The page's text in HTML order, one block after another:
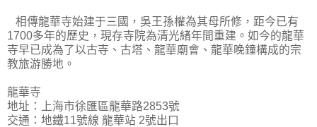
相傳龍華寺始建于三國，吳王孫權為其母所修，距今已有
1700多年的歷史，現存寺院為清光緒年間重建。如今的龍華
寺早已成為了以古寺、古塔、龍華廟會、龍華晚鐘構成的宗
教旅游勝地。
龍華寺
地址：上海市徐匯區龍華路2853號
交通：地鐵11號線 龍華站 2號出口